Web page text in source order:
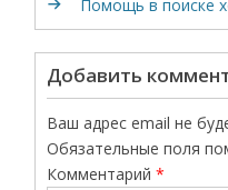
Помощь в поиске
Добавить
Ваш адрес email не
Обязательные поля
Комментарий*